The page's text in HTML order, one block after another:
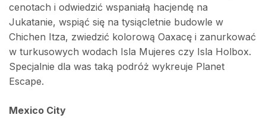
cenotach i odwiedzić wspaniałą hacjendę na
Jukatanie, wspiąć się na tysiącletnie budowle w
Chichen Itza, zwiedzić kolorową Oaxacę i zanurkować
w turkusowych wodach Isla Mujeres czy Isla Holbox.
Specjalnie dla was taką podróż wykreuje Planet
Escape.
Mexico City